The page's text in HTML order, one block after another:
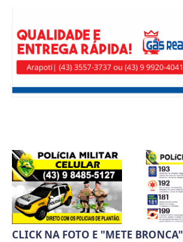
CLICK NA FOTO E "METE BRONCA"